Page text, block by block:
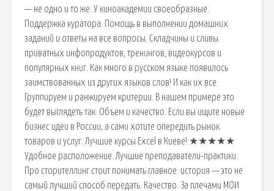
— не одно и то же. У киноакадемии своеобразные.
Поддержка куратора. Помощь в выполнении домашних
заданий и ответы на все вопросы. Складчины и сливы
приватных инфопродуктов, тренингов, видеокурсов и
популярных книг. Как много в русском языке появилось
заимствованных из других языков слов! И как их все.
Группируем и ранжируем критерии. В нашем примере это
будет выглядеть так: Объем и качество. Если вы ищите новые
бизнес идеи в России, а сами хотите опередить рынок
товаров и услуг. Лучшие курсы Excel в Киеве! ★★★★★
Удобное расположение. Лучшие преподаватели-практики.
Про сторителлинг стоит понимать главное: история — это не
самый лучший способ передать. Качество. За плечами МОИ